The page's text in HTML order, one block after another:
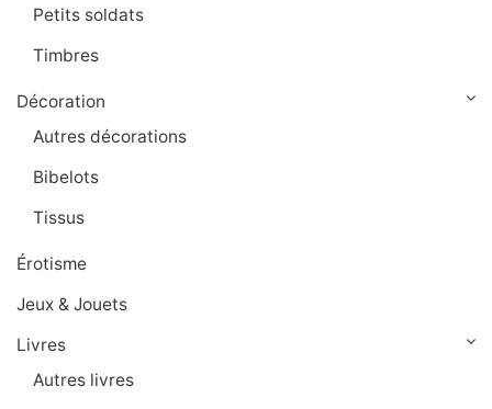
Petits soldats
Timbres
Décoration
Autres décorations
Bibelots
Tissus
Érotisme
Jeux & Jouets
Livres
Autres livres